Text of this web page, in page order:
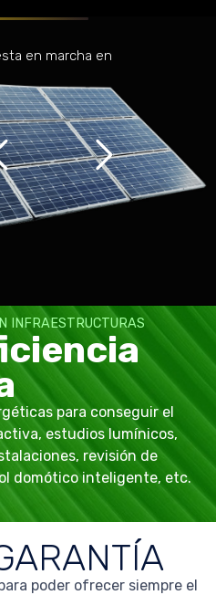
la realización de
en marcha en
INFRAESTRUCTURAS
para conseguir el
estudios lumínicos,
revisión de
domótico inteligente, etc.
poder ofrecer siempre el